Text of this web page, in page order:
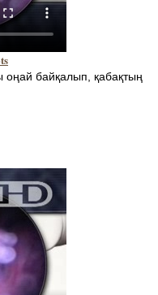
оңай байқалып, қабақтың